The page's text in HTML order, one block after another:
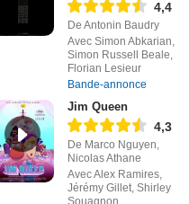
4,4
De Antonin Baudry
Avec Simon Abkarian,
Simon Russell Beale,
Florian Lesieur
Bande-annonce
Jim Queen
4,3
De Marco Nguyen,
Nicolas Athane
Avec Alex Ramires,
Jérémy Gillet, Shirley
Souagnon